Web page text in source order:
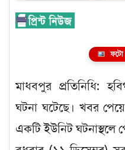
ফটো
মাধবপুর প্রতিনিধি:
ঘটনা ঘটেছে। খবর পেয়ে
একটি ইউনিট ঘটনাস্থলে